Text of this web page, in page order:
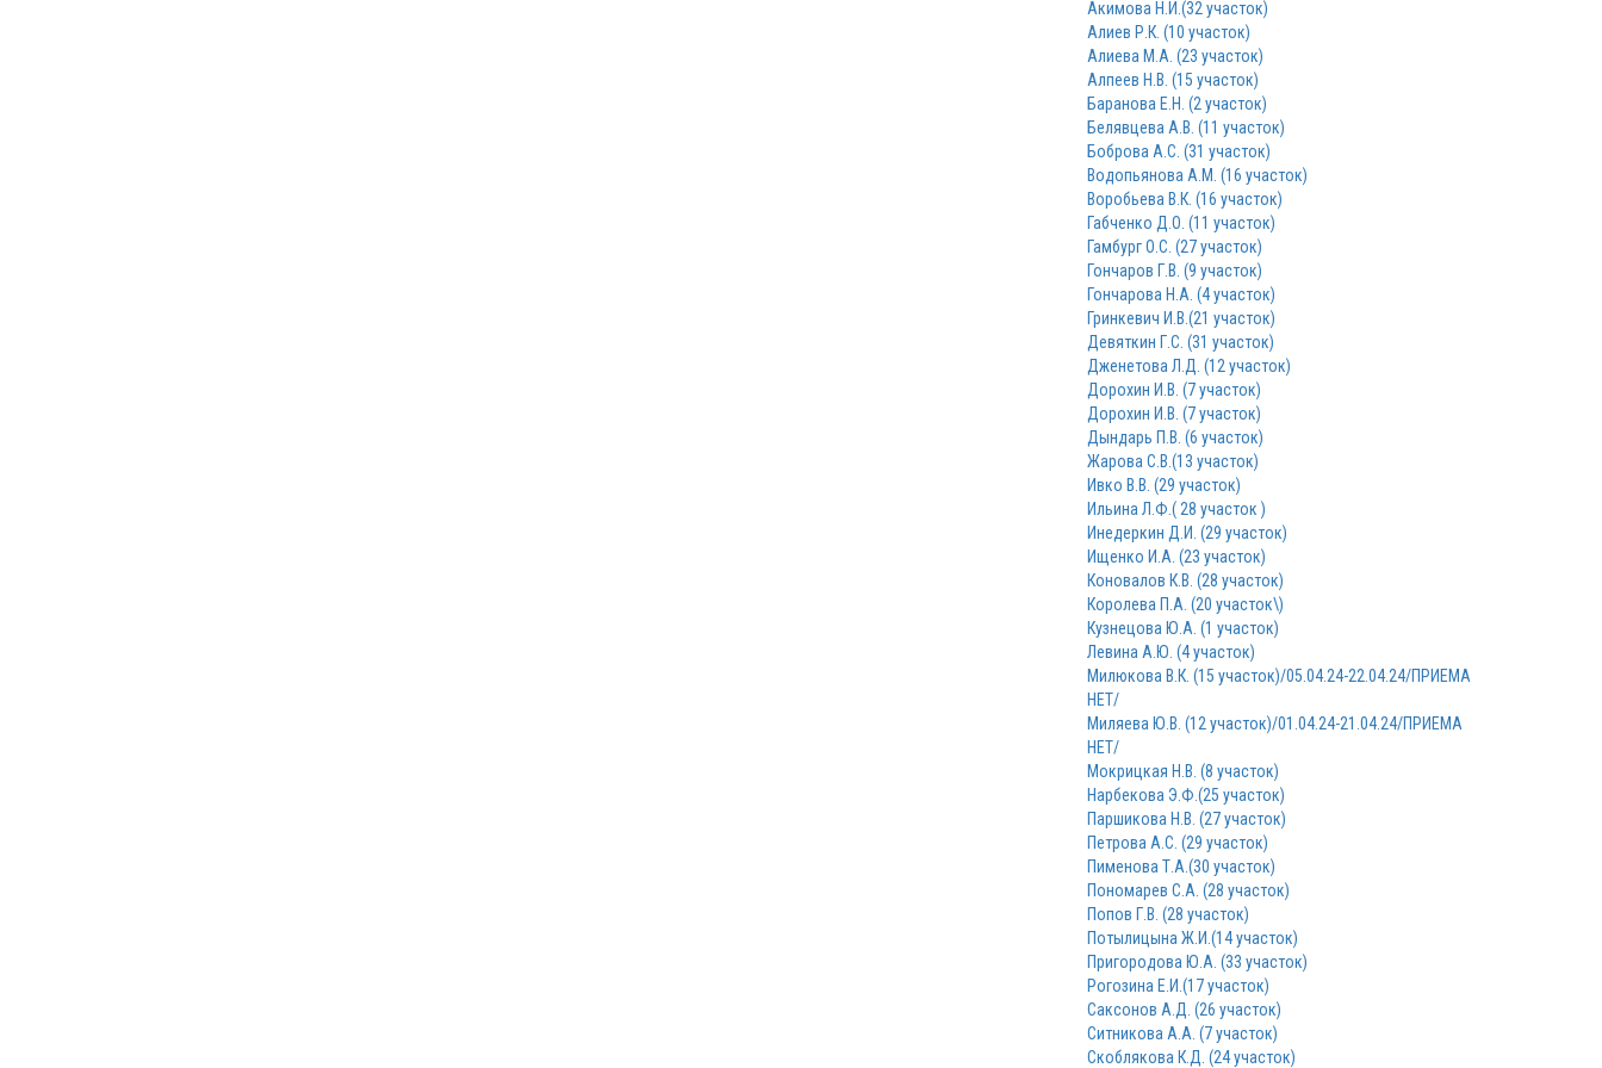
Акимова Н.И.(32 участок)
Алиев Р.К. (10 участок)
Алиева М.А. (23 участок)
Алпеев Н.В. (15 участок)
Баранова Е.Н. (2 участок)
Белявцева А.В. (11 участок)
Боброва А.С. (31 участок)
Водопьянова А.М. (16 участок)
Воробьева В.К. (16 участок)
Габченко Д.О. (11 участок)
Гамбург О.С. (27 участок)
Гончаров Г.В. (9 участок)
Гончарова Н.А. (4 участок)
Гринкевич И.В.(21 участок)
Девяткин Г.С. (31 участок)
Дженетова Л.Д. (12 участок)
Дорохин И.В. (7 участок)
Дорохин И.В. (7 участок)
Дындарь П.В. (6 участок)
Жарова С.В.(13 участок)
Ивко В.В. (29 участок)
Ильина Л.Ф.( 28 участок )
Инедеркин Д.И. (29 участок)
Ищенко И.А. (23 участок)
Коновалов К.В. (28 участок)
Королева П.А. (20 участок\)
Кузнецова Ю.А. (1 участок)
Левина А.Ю. (4 участок)
Милюкова В.К. (15 участок)/05.04.24-22.04.24/ПРИЕМА
НЕТ/
Миляева Ю.В. (12 участок)/01.04.24-21.04.24/ПРИЕМА
НЕТ/
Мокрицкая Н.В. (8 участок)
Нарбекова Э.Ф.(25 участок)
Паршикова Н.В. (27 участок)
Петрова А.С. (29 участок)
Пименова Т.А.(30 участок)
Пономарев С.А. (28 участок)
Попов Г.В. (28 участок)
Потылицына Ж.И.(14 участок)
Пригородова Ю.А. (33 участок)
Рогозина Е.И.(17 участок)
Саксонов А.Д. (26 участок)
Ситникова А.А. (7 участок)
Скоблякова К.Д. (24 участок)